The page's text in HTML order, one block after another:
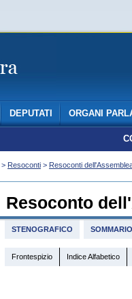
DEPUTATI ORGANI
> Resoconti > Resoconti
Resoconto
STENOGRAFICO SOMMARIO
Frontespizio Indice Alfabetico